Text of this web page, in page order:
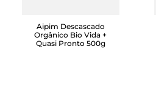
Aipim Descascado
Orgânico Bio Vida +
Quasi Pronto 500g